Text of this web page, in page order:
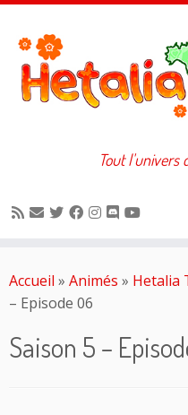
au
contenu
Tout l'univers
Accueil » Animés » Hetalia
– Episode 06
Saison 5 –